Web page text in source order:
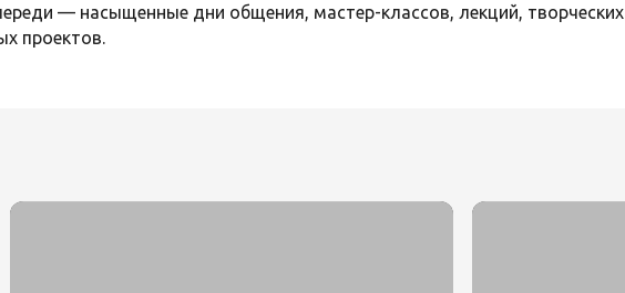
— насыщенные дни общения, мастер-классов, лекций, творческих
проектов.